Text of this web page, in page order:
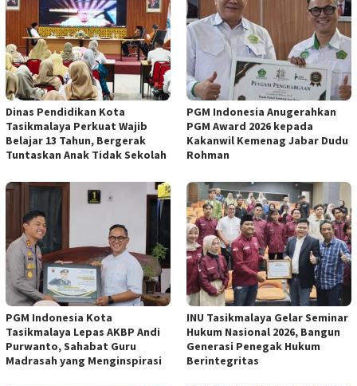
Dinas Pendidikan Kota
Tasikmalaya Perkuat Wajib
Belajar 13 Tahun, Bergerak
Tuntaskan Anak Tidak Sekolah
PGM Indonesia Anugerahkan
PGM Award 2026 kepada
Kakanwil Kemenag Jabar Dudu
Rohman
PGM Indonesia Kota
Tasikmalaya Lepas AKBP Andi
Purwanto, Sahabat Guru
Madrasah yang Menginspirasi
INU Tasikmalaya Gelar Seminar
Hukum Nasional 2026, Bangun
Generasi Penegak Hukum
Berintegritas